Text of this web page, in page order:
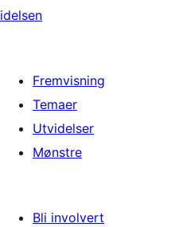
Fremvisning
Temaer
Utvidelser
Mønstre
Bli involvert